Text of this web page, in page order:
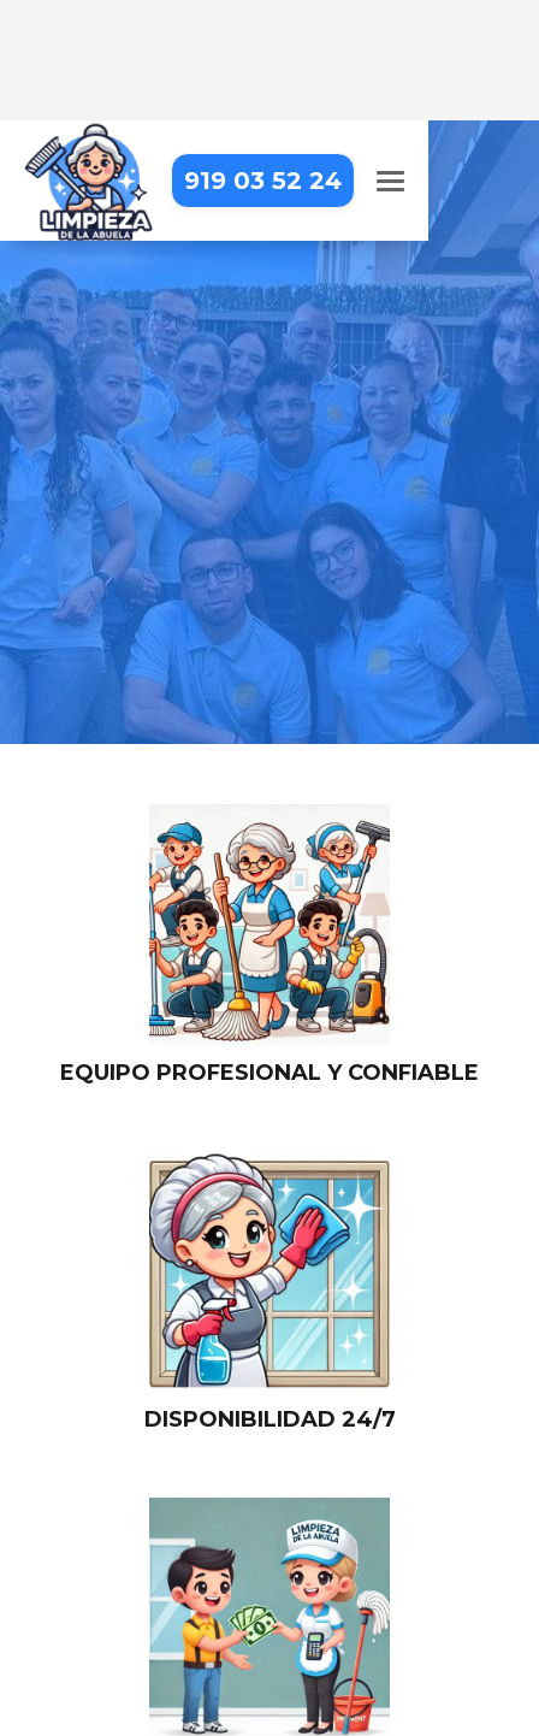
919 03 52 24
LIMPIEZA DE OFICINAS EN
MADRID – LATINA – ALUCHE
Trabajar en una oficina impecable
hace la diferencia. Nosotros lo
hacemos posible
Pide tu presupuesto gratis
Llama hoy: 919 03 52 24
Más de 1000 clientes confían en nosotros
⭐⭐⭐⭐⭐
EQUIPO PROFESIONAL Y CONFIABLE
DISPONIBILIDAD 24/7